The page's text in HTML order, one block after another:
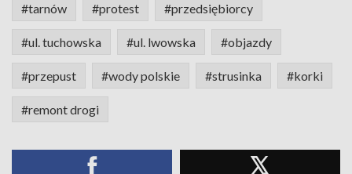
#tarnów #protest #przedsiębiorcy
#ul. tuchowska #ul. lwowska #objazdy
#przepust #wody polskie #strusinka #korki
#remont drogi